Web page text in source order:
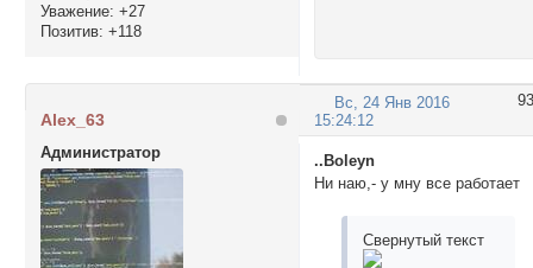
Уважение: +27
Позитив: +118
93
Вс, 24 Янв 2016
15:24:12
Alex_63
Администратор
..Boleyn
Ни наю,- у мну все работает
Свернутый текст